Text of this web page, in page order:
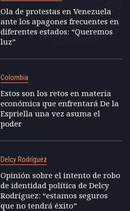
Ola de protestas en Venezuela
ante los apagones frecuentes en
diferentes estados: “Queremos
luz”
Colombia
Estos son los retos en materia
económica que enfrentará De la
Espriella una vez asuma el
poder
Delcy Rodríguez
Opinión sobre el intento de robo
de identidad política de Delcy
Rodríguez: “estamos seguros
que no tendrá éxito”